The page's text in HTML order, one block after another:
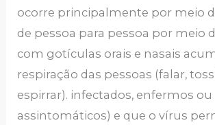
ocorre principalmente por meio
de pessoa para pessoa por meio
com gotículas orais e nasais
respiração das pessoas (falar,
espirrar). infectados, enfermos ou
assintomáticos) e que o vírus